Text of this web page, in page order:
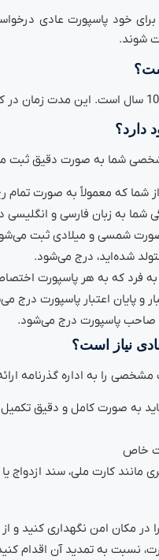
خود پاسپورت عادی
شوند.
دارد؟
شما به صورت دقیق ثبت
شما که معمولاً به صورت تمام
شما به زبان فارسی و
صورت شمسی و میلادی ثبت
شده‌اید، درج می‌شود.
فرد که به هر پاسپورت
و پایان اعتبار پاسپورت درج
صاحب پاسپورت درج می‌شود.
نیاز است؟
مشخصی را به اداره گذرنامه
به صورت کامل و دقیق
خاص
کارت ملی، سند ازدواج
در مکان امن نگهداری کنید و
نسبت به تمدید آن اقدام